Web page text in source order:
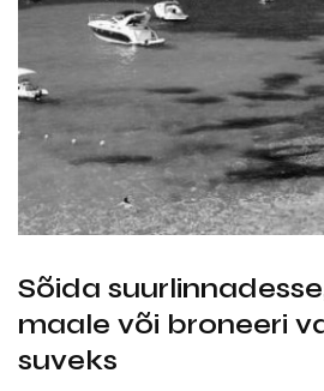
Sõida
maale või broneeri
suveks